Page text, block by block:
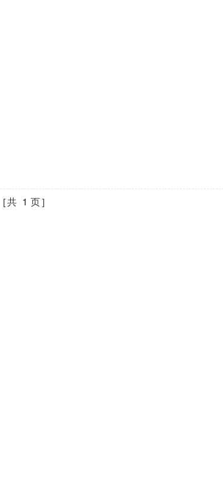
共 1 页